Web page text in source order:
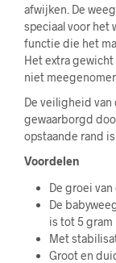
afwijken. De
speciaal voor het
functie die het
Het extra
niet
De veiligheid
gewaarborgd
opstaande rand
Voordelen
De groei
De
is tot 5
Met
Groot en